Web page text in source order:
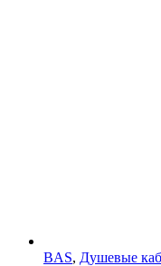
BAS, Душевые